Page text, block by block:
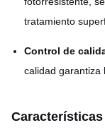
tratamiento
Control de
calidad garantiza